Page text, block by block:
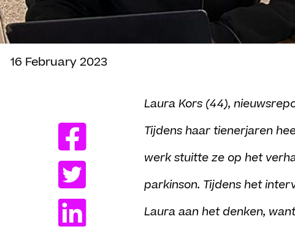
16 February 2023
Laura Kors (44),
Tijdens haar tienerjaren
werk stuitte ze op het
parkinson. Tijdens het
Laura aan het denken,